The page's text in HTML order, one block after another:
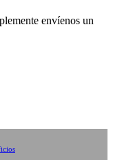
envíenos un